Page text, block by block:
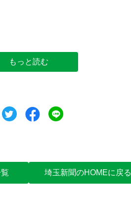
もっと読む
ツイートシェア
埼玉新聞のHOMEに戻る